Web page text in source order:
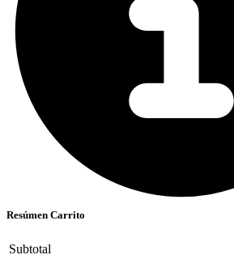
Resúmen Carrito
Subtotal